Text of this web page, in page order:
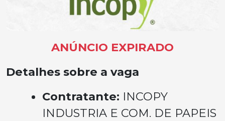
ANÚNCIO EXPIRADO
Detalhes sobre a vaga
Contratante: INCOPY
INDUSTRIA E COM. DE PAPEIS